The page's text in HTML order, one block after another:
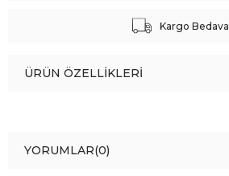
Kargo Bedava
ÜRÜN ÖZELLIKLERI
YORUMLAR(0)